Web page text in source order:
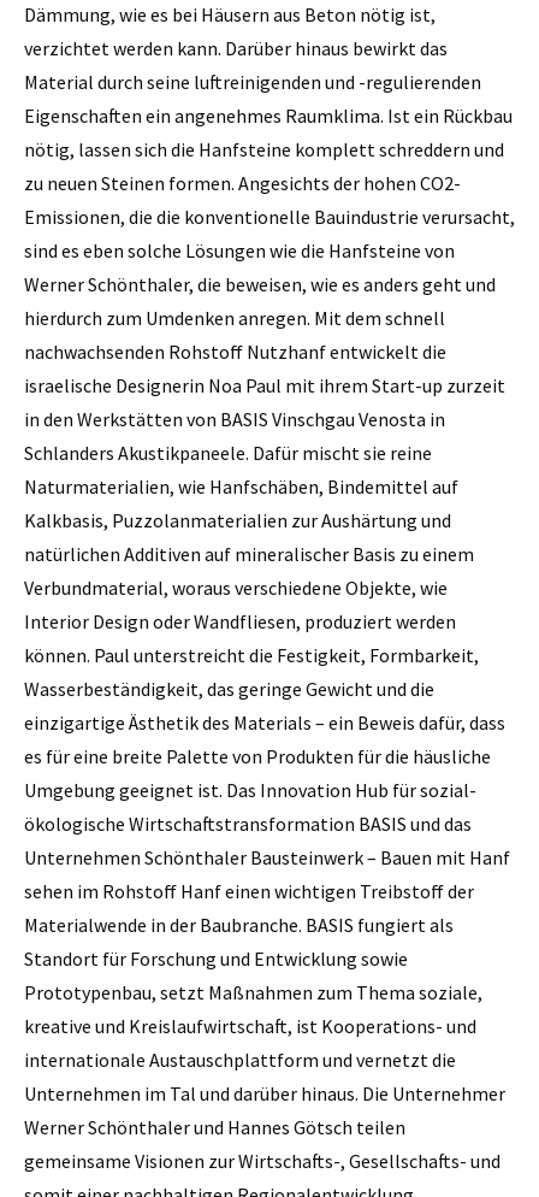
Dämmung, wie es bei Häusern aus Beton nötig ist,
verzichtet werden kann. Darüber hinaus bewirkt das
Material durch seine luftreinigenden und -regulierenden
Eigenschaften ein angenehmes Raumklima. Ist ein Rückbau
nötig, lassen sich die Hanfsteine komplett schreddern und
zu neuen Steinen formen. Angesichts der hohen CO2-
Emissionen, die die konventionelle Bauindustrie verursacht,
sind es eben solche Lösungen wie die Hanfsteine von
Werner Schönthaler, die beweisen, wie es anders geht und
hierdurch zum Umdenken anregen. Mit dem schnell
nachwachsenden Rohstoff Nutzhanf entwickelt die
israelische Designerin Noa Paul mit ihrem Start-up zurzeit
in den Werkstätten von BASIS Vinschgau Venosta in
Schlanders Akustikpaneele. Dafür mischt sie reine
Naturmaterialien, wie Hanfschäben, Bindemittel auf
Kalkbasis, Puzzolanmaterialien zur Aushärtung und
natürlichen Additiven auf mineralischer Basis zu einem
Verbundmaterial, woraus verschiedene Objekte, wie
Interior Design oder Wandfliesen, produziert werden
können. Paul unterstreicht die Festigkeit, Formbarkeit,
Wasserbeständigkeit, das geringe Gewicht und die
einzigartige Ästhetik des Materials – ein Beweis dafür, dass
es für eine breite Palette von Produkten für die häusliche
Umgebung geeignet ist. Das Innovation Hub für sozial-
ökologische Wirtschaftstransformation BASIS und das
Unternehmen Schönthaler Bausteinwerk – Bauen mit Hanf
sehen im Rohstoff Hanf einen wichtigen Treibstoff der
Materialwende in der Baubranche. BASIS fungiert als
Standort für Forschung und Entwicklung sowie
Prototypenbau, setzt Maßnahmen zum Thema soziale,
kreative und Kreislaufwirtschaft, ist Kooperations- und
internationale Austauschplattform und vernetzt die
Unternehmen im Tal und darüber hinaus. Die Unternehmer
Werner Schönthaler und Hannes Götsch teilen
gemeinsame Visionen zur Wirtschafts-, Gesellschafts- und